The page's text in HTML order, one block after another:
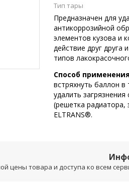
Тип тары
Предназначен для
антикоррозийной
элементов кузова и
действие друг
типов
Способ
встряхнуть баллон
удалить
(решетка
ELTRANS®.
цены товара и доступа ко всем